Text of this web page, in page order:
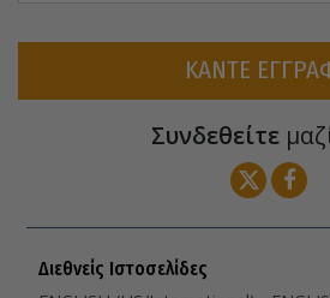
ΚΑΝΤΕ
Συνδεθείτε
Διεθνείς Ιστοσελίδες